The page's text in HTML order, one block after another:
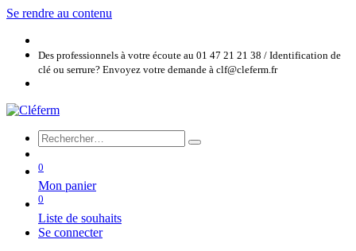
Se rendre au contenu
Des professionnels à votre écoute au 01 47 21 21 38 / Identification de
clé ou serrure? Envoyez votre demande à clf@cleferm.fr
0
Mon panier
0
Liste de souhaits
Se connecter